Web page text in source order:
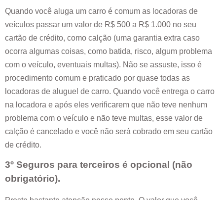
Quando você aluga um carro é comum as locadoras de
veículos passar um valor de R$ 500 a R$ 1.000 no seu
cartão de crédito, como calção (uma garantia extra caso
ocorra algumas coisas, como batida, risco, algum problema
com o veículo, eventuais multas). Não se assuste, isso é
procedimento comum e praticado por quase todas as
locadoras de aluguel de carro. Quando você entrega o carro
na locadora e após eles verificarem que não teve nenhum
problema com o veículo e não teve multas, esse valor de
calção é cancelado e você não será cobrado em seu cartão
de crédito.
3º Seguros para terceiros é opcional (não
obrigatório).